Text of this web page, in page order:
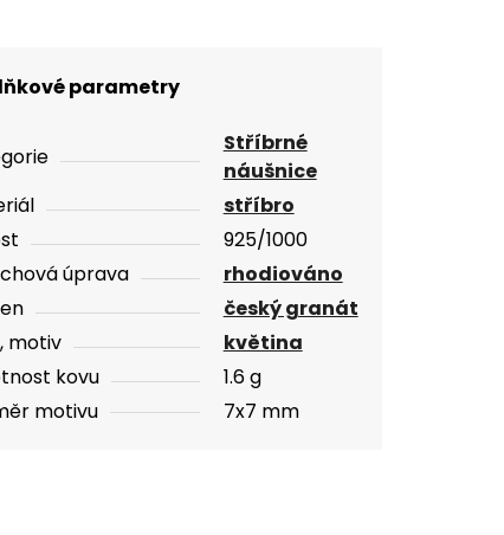
parametry
Stříbrné
náušnice
stříbro
925/1000
úprava
rhodiováno
český granát
motiv
květina
kovu
1.6 g
motivu
7x7 mm